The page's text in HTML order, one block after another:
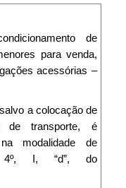
de
para venda,
acessórias –
a colocação de
de transporte, é
na modalidade de
4º, I, “d”, do